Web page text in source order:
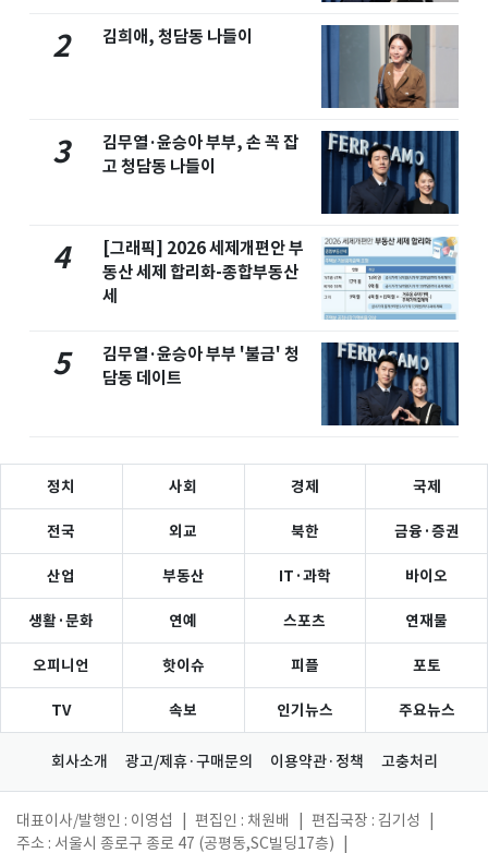
2 김희애, 청담동 나들이
3
김무열·윤승아 부부, 손 꼭 잡
고 청담동 나들이
4
[그래픽] 2026 세제개편안 부
동산 세제 합리화-종합부동산
세
5
김무열·윤승아 부부 '불금' 청
담동 데이트
정치 사회 경제 국제
전국 외교 북한 금융·증권
산업 부동산 IT·과학 바이오
생활·문화 연예 스포츠 연재물
오피니언 핫이슈 피플 포토
TV 속보 인기뉴스 주요뉴스
회사소개 광고/제휴·구매문의 이용약관·정책 고충처리
대표이사/발행인 : 이영섭 편집인 : 채원배 편집국장 : 김기성
주소 : 서울시 종로구 종로 47 (공평동,SC빌딩17층)